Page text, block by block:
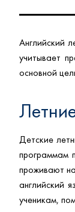
Английский
учитывает
основной
Детские
программам
проживают
английский
ученикам,